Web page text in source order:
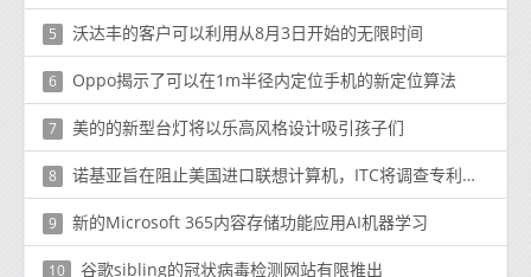
5 沃达丰的客户可以利用从8月3日开始的无限时间
6 Oppo揭示了可以在1m半径内定位手机的新定位算法
7 美的的新型台灯将以乐高风格设计吸引孩子们
8 诺基亚旨在阻止美国进口联想计算机，ITC将调查专利侵权指控
9 新的Microsoft 365内容存储功能应用AI机器学习
10 谷歌sibling的冠状病毒检测网站有限推出